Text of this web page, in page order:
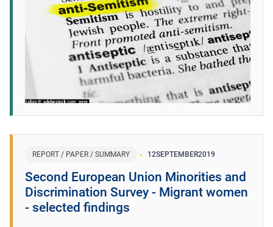
REPORT / PAPER / SUMMARY 12SEPTEMBER2019
Second European Union Minorities and
Discrimination Survey - Migrant women
- selected findings